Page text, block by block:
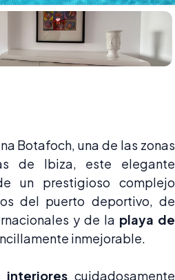
Botafoch, una de las zonas
de Ibiza, este elegante
un prestigioso complejo
del puerto deportivo, de
y de la playa de
inmejorable.
interiores cuidadosamente